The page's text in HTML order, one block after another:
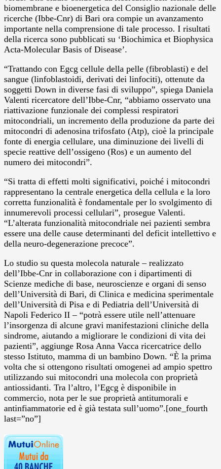
biomembrane e bioenergetica del Consiglio nazionale delle
ricerche (Ibbe-Cnr) di Bari ora compie un avanzamento
importante nella comprensione di tale processo. I risultati
della ricerca sono pubblicati su ‘Biochimica et Biophysica
Acta-Molecular Basis of Disease’.
“Trattando con Egcg cellule della pelle (fibroblasti) e del
sangue (linfoblastoidi, derivati dei linfociti), ottenute da
soggetti Down in diverse fasi di sviluppo”, spiega Daniela
Valenti ricercatore dell’Ibbe-Cnr, “abbiamo osservato una
riattivazione funzionale dei complessi respiratori
mitocondriali, un incremento della produzione da parte dei
mitocondri di adenosina trifosfato (Atp), cioè la principale
fonte di energia cellulare, una diminuzione dei livelli di
specie reattive dell’ossigeno (Ros) e un aumento del
numero dei mitocondri”.
“Si tratta di effetti molti significativi, poiché i mitocondri
rappresentano la centrale energetica della cellula e la loro
corretta funzionalità è fondamentale per lo svolgimento di
innumerevoli processi cellulari”, prosegue Valenti.
“L’alterata funzionalità mitocondriale nei pazienti sembra
essere una delle cause determinanti del deficit intellettivo e
della neuro-degenerazione precoce”.
Lo studio su questa molecola naturale – realizzato
dell’Ibbe-Cnr in collaborazione con i dipartimenti di
Scienze mediche di base, neuroscienze e organi di senso
dell’Università di Bari, di Clinica e medicina sperimentale
dell’Università di Pisa e di Pediatria dell’Università di
Napoli Federico II – “potrà essere utile nell’attenuare
l’insorgenza di alcune gravi manifestazioni cliniche della
sindrome, aiutando a migliorare le condizioni di vita dei
pazienti”, aggiunge Rosa Anna Vacca ricercatrice dello
stesso Istituto, mamma di un bambino Down. “È la prima
volta che si ottengono risultati omogenei ad ampio spettro
utilizzando sui mitocondri una molecola con proprietà
antiossidanti. Tra l’altro, l’Egcg è disponibile in
commercio, nota per le sue proprietà antitumorali e
antinfiammatorie ed è già testata sull’uomo”.[one_fourth
last=”no”]